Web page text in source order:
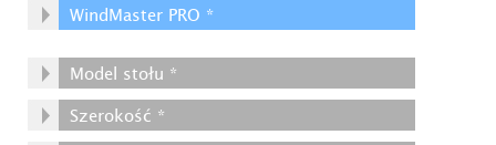
WindMaster PRO *
Model stołu *
Szerokość *